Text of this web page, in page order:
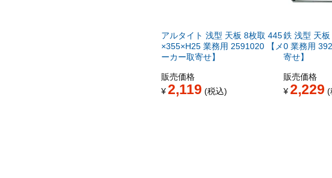
アルタイト 浅型 天板 8枚取 445
×355×H25 業務用 2591020 【メ
ーカー取寄せ】
販売価格
¥ 2,119 税込
鉄 浅型 天
0 業務用
寄せ】
販売価格
¥2,229